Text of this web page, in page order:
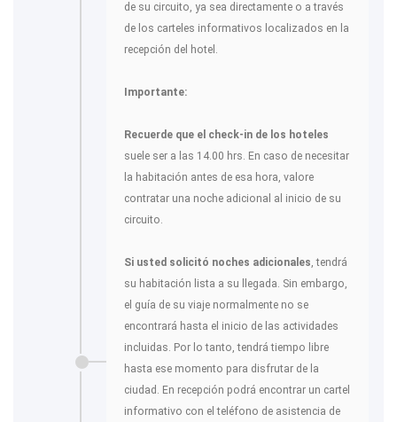
de su circuito, ya sea directamente o a través
de los carteles informativos localizados en la
recepción del hotel.
Importante:
Recuerde que el check-in de los hoteles
suele ser a las 14.00 hrs. En caso de necesitar
la habitación antes de esa hora, valore
contratar una noche adicional al inicio de su
circuito.
Si usted solicitó noches adicionales, tendrá
su habitación lista a su llegada. Sin embargo,
el guía de su viaje normalmente no se
encontrará hasta el inicio de las actividades
incluidas. Por lo tanto, tendrá tiempo libre
hasta ese momento para disfrutar de la
ciudad. En recepción podrá encontrar un cartel
informativo con el teléfono de asistencia de